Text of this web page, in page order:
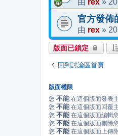
由 »
官方發佈
由 rex »
版面已鎖定
回到討論區首頁
版面權限
您 不能 在這個版面發表
您 不能 在這個版面回覆
您 不能 在這個版面編輯
您 不能 在這個版面刪除
您 不能 在這個版面上傳